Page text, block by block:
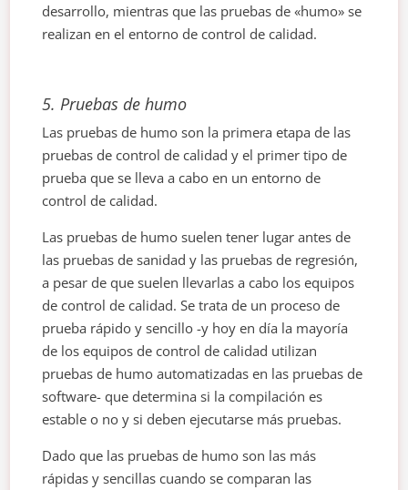
desarrollo, mientras que las pruebas de «humo» se
realizan en el entorno de control de calidad.
5. Pruebas de humo
Las pruebas de humo son la primera etapa de las
pruebas de control de calidad y el primer tipo de
prueba que se lleva a cabo en un entorno de
control de calidad.
Las pruebas de humo suelen tener lugar antes de
las pruebas de sanidad y las pruebas de regresión,
a pesar de que suelen llevarlas a cabo los equipos
de control de calidad. Se trata de un proceso de
prueba rápido y sencillo -y hoy en día la mayoría
de los equipos de control de calidad utilizan
pruebas de humo automatizadas en las pruebas de
software- que determina si la compilación es
estable o no y si deben ejecutarse más pruebas.
Dado que las pruebas de humo son las más
rápidas y sencillas cuando se comparan las